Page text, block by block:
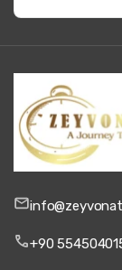
+90